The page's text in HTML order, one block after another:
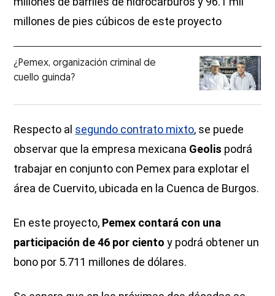
millones de pies cúbicos de este proyecto
¿Pemex, organización criminal de
cuello guinda?
Respecto al segundo contrato mixto, se puede
observar que la empresa mexicana Geolis podrá
trabajar en conjunto con Pemex para explotar el
área de Cuervito, ubicada en la Cuenca de Burgos.
En este proyecto, Pemex contará con una
participación de 46 por ciento y podrá obtener un
bono por 5.711 millones de dólares.